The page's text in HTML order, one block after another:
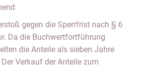
gegen die Sperrfrist nach § 6
Da die Buchwertfortführung
die Anteile als sieben Jahre
Verkauf der Anteile zum